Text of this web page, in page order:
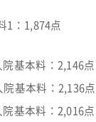
1：1,874点
基本料：2,146点
基本料：2,136点
基本料：2,016点